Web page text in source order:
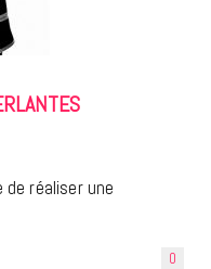
réaliser une
0